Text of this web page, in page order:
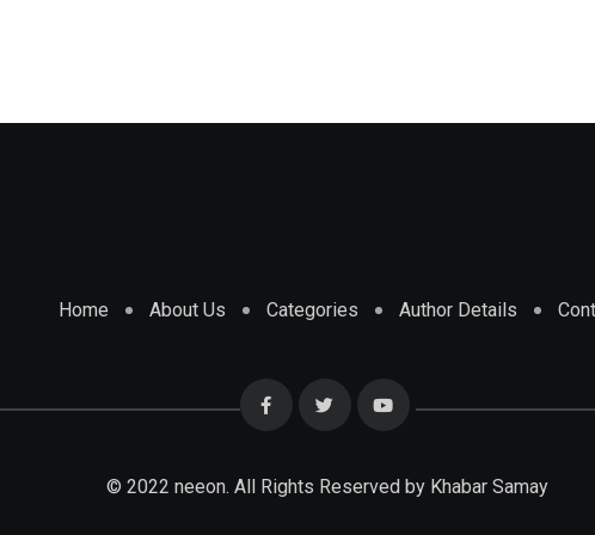
Home About Us Categories Author Details
© 2022 neeon. All Rights Reserved by Khabar Samay